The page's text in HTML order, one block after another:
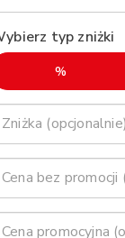
typ zniżki
%